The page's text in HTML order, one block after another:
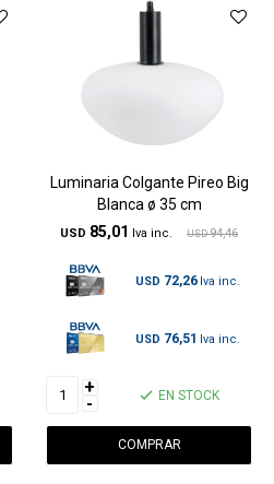
Luminaria Colgante Pireo Big
Blanca ø 35 cm
USD 85,01 USD 94,46
USD 72,26
USD 76,51
+
- EN STOCK